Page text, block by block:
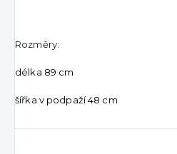
Rozměry:
délka 89 cm
šířka v podpaží 48 cm